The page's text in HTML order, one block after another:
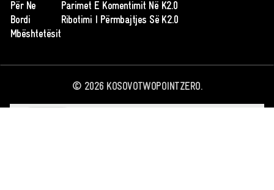
Për Ne
Bordi
Mbështetësit
Parimet E Komentimit Në K2.0
Ribotimi I Përmbajtjes Së K2.0
© 2026KOSOVOTWOPOINTZERO.